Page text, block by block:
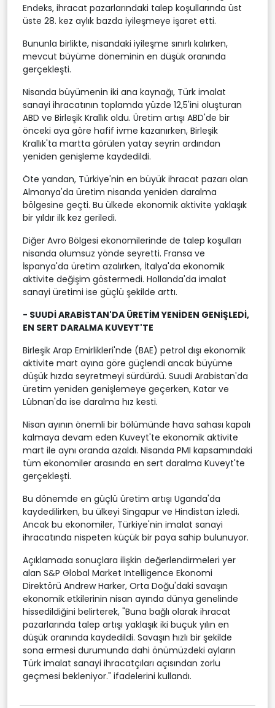
Endeks, ihracat pazarlarındaki talep koşullarında üst
üste 28. kez aylık bazda iyileşmeye işaret etti.
Bununla birlikte, nisandaki iyileşme sınırlı kalırken,
mevcut büyüme döneminin en düşük oranında
gerçekleşti.
Nisanda büyümenin iki ana kaynağı, Türk imalat
sanayi ihracatının toplamda yüzde 12,5'ini oluşturan
ABD ve Birleşik Krallık oldu. Üretim artışı ABD'de bir
önceki aya göre hafif ivme kazanırken, Birleşik
Krallık'ta martta görülen yatay seyrin ardından
yeniden genişleme kaydedildi.
Öte yandan, Türkiye'nin en büyük ihracat pazarı olan
Almanya'da üretim nisanda yeniden daralma
bölgesine geçti. Bu ülkede ekonomik aktivite yaklaşık
bir yıldır ilk kez geriledi.
Diğer Avro Bölgesi ekonomilerinde de talep koşulları
nisanda olumsuz yönde seyretti. Fransa ve
İspanya'da üretim azalırken, İtalya'da ekonomik
aktivite değişim göstermedi. Hollanda'da imalat
sanayi üretimi ise güçlü şekilde arttı.
- SUUDİ ARABİSTAN'DA ÜRETİM YENİDEN GENİŞLEDİ,
EN SERT DARALMA KUVEYT'TE
Birleşik Arap Emirlikleri'nde (BAE) petrol dışı ekonomik
aktivite mart ayına göre güçlendi ancak büyüme
düşük hızda seyretmeyi sürdürdü. Suudi Arabistan'da
üretim yeniden genişlemeye geçerken, Katar ve
Lübnan'da ise daralma hız kesti.
Nisan ayının önemli bir bölümünde hava sahası kapalı
kalmaya devam eden Kuveyt'te ekonomik aktivite
mart ile aynı oranda azaldı. Nisanda PMI kapsamındaki
tüm ekonomiler arasında en sert daralma Kuveyt'te
gerçekleşti.
Bu dönemde en güçlü üretim artışı Uganda'da
kaydedilirken, bu ülkeyi Singapur ve Hindistan izledi.
Ancak bu ekonomiler, Türkiye'nin imalat sanayi
ihracatında nispeten küçük bir paya sahip bulunuyor.
Açıklamada sonuçlara ilişkin değerlendirmeleri yer
alan S&P Global Market Intelligence Ekonomi
Direktörü Andrew Harker, Orta Doğu'daki savaşın
ekonomik etkilerinin nisan ayında dünya genelinde
hissedildiğini belirterek, "Buna bağlı olarak ihracat
pazarlarında talep artışı yaklaşık iki buçuk yılın en
düşük oranında kaydedildi. Savaşın hızlı bir şekilde
sona ermesi durumunda dahi önümüzdeki ayların
Türk imalat sanayi ihracatçıları açısından zorlu
geçmesi bekleniyor." ifadelerini kullandı.